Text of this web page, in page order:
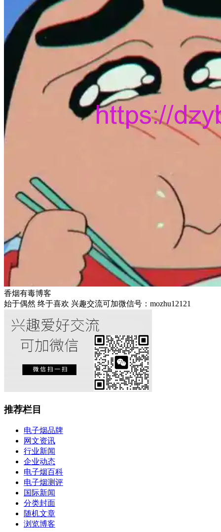
香烟有毒博客
始于偶然 终于喜欢 兴趣交流可加微信号：mozhu12121
推荐栏目
电子烟品牌
网文资讯
行业新闻
企业动态
电子烟百科
电子烟测评
国际新闻
分类封面
随机文章
浏览博客